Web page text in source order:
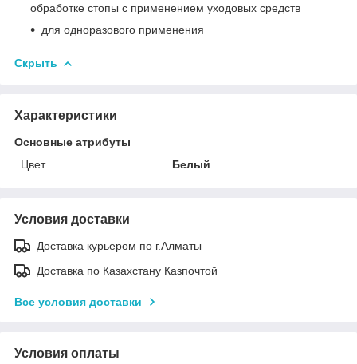
обработке стопы с применением уходовых средств
для одноразового применения
Скрыть
Характеристики
Основные атрибуты
Цвет
Белый
Условия доставки
Доставка курьером по г.Алматы
Доставка по Казахстану Казпочтой
Все условия доставки
Условия оплаты